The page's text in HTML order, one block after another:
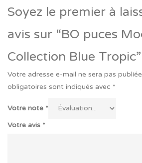
Soyez le premier à
avis sur “BO puces
Collection Blue Tropic”
Votre adresse e-mail ne sera pas
obligatoires sont indiqués avec *
Votre note *
Votre avis *